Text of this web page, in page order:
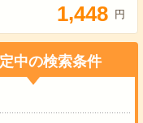
1,448 円
中の検索条件